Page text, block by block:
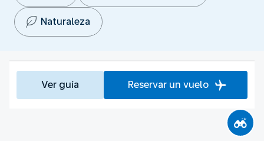
Naturaleza
Ver guía Reservar un vuelo